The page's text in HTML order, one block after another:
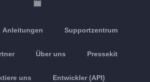
Anleitungen Supportzentrum
Über uns Pressekit
uns Entwickler (API)